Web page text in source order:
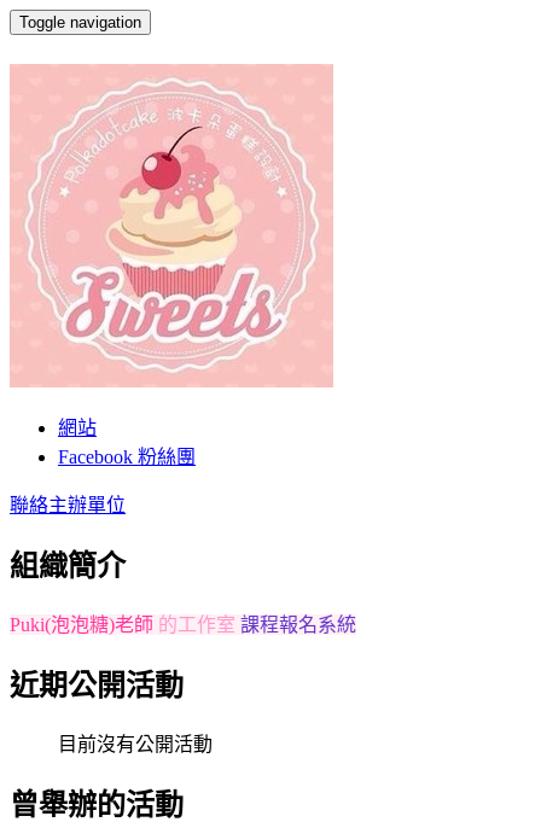
Toggle navigation
網站
Facebook 粉絲團
聯絡主辦單位
組織簡介
Puki(泡泡糖)老師 的工作室 課程報名系統
近期公開活動
目前沒有公開活動
曾舉辦的活動